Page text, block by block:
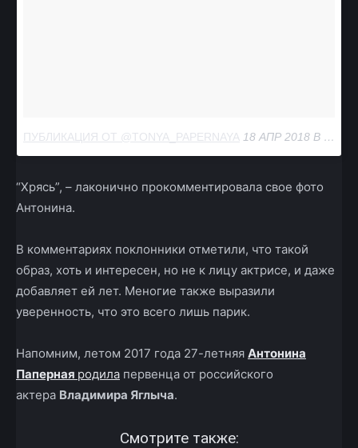
ПУБЛИКАЦИЯ ОТ @TONYA_PAPERNAYA 18 АПР 2018 В 7:17 PDT
“Хрясь”, – лаконично прокомментировала свое фото
Антонина.
В комментариях поклонники отметили, что такой
образ, хоть и интересен, но не к лицу актрисе, и даже
добавляет ей лет. Меногие также выразили
уверенность, что это всего лишь парик.
Напомним, летом 2017 года 27-летняя Антонина
Паперная родила первенца от российского
актера Владимира Яглыча.
Смотрите также: